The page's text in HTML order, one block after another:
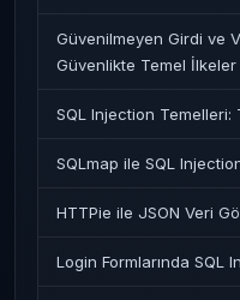
Güvenilmeyen Girdi ve
Güvenlikte Temel İlkeler
SQL Injection Temelleri:
SQLmap ile SQL
HTTPie ile JSON Veri
Login Formlarında SQL